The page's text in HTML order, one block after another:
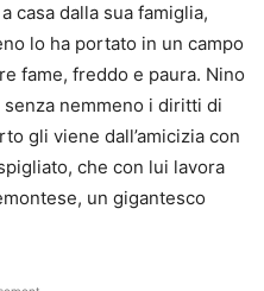
casa dalla sua famiglia,
lo ha portato in un campo
fame, freddo e paura. Nino
nemmeno i diritti di
gli viene dall’amicizia con
che con lui lavora
un gigantesco